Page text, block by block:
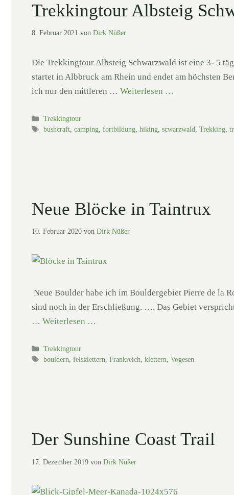
Trekkingtour Albsteig
8. Februar 2021 von Dirk Nüßer
Die Trekkingtour Albsteig Schwarzwald ist eine 3- 5
startet in Albbruck am Rhein und endet am höchsten
ich nur den mittleren … Weiterlesen …
Kategorien
Trekkingtour
Schlagwörter
bushcraft,camping,fortbildung,hiking,scwarzwald,Trekking,
Neue Blöcke in Taintrux
10. Februar 2020 von Dirk Nüßer
Neue Boulder habe ich im Bouldergebiet Pierre de la
sind noch in der Erschließung. …. Das Gebiet
… Weiterlesen …
Kategorien
Trekkingtour
Schlagwörter
bouldern,felsklettern,Frankreich,klettern,Vogesen
Der Sunshine Coast Trail
17. Dezember 2019 von Dirk Nüßer